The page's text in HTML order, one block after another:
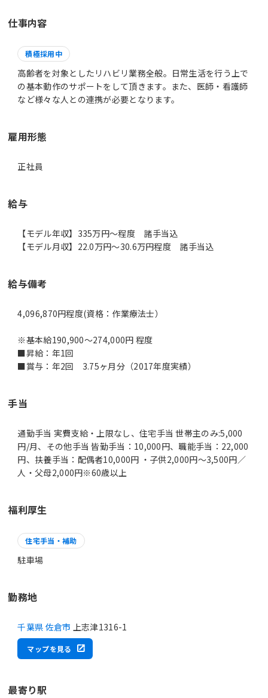
仕事内容
積極採用中
高齢者を対象としたリハビリ業務全般。日常生活を行う上で
の基本動作のサポートをして頂きます。また、医師・看護師
など様々な人との連携が必要となります。
雇用形態
正社員
給与
【モデル年収】335万円〜程度 諸手当込
【モデル月収】22.0万円〜30.6万円程度 諸手当込
給与備考
4,096,870円程度(資格：作業療法士）
※基本給190,900～274,000円 程度
■昇給：年1回
■賞与：年2回 3.75ヶ月分（2017年度実績）
手当
通勤手当 実費支給・上限なし、住宅手当 世帯主のみ:5,000
円/月、その他手当 皆勤手当：10,000円、職能手当：22,000
円、扶養手当：配偶者10,000円 ・子供2,000円～3,500円／
人・父母2,000円※60歳以上
福利厚生
住宅手当・補助
駐車場
勤務地
千葉県 佐倉市 上志津1316-1
マップを見る
最寄り駅